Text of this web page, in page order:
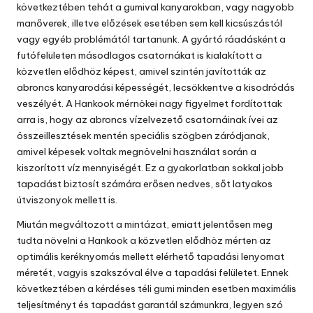
következtében tehát a gumival kanyarokban, vagy nagyobb
manőverek, illetve előzések esetében sem kell kicsúszástól
vagy egyéb problémától tartanunk. A gyártó ráadásként a
futófelületen másodlagos csatornákat is kialakított a
közvetlen elődhöz képest, amivel szintén javították az
abroncs kanyarodási képességét, lecsökkentve a kisodródás
veszélyét. A Hankook mérnökei nagy figyelmet fordítottak
arra is, hogy az abroncs vízelvezető csatornáinak ívei az
összeillesztések mentén speciális szögben záródjanak,
amivel képesek voltak megnövelni használat során a
kiszorított víz mennyiségét. Ez a gyakorlatban sokkal jobb
tapadást biztosít számára erősen nedves, sőt latyakos
útviszonyok mellett is.
Miután megváltozott a mintázat, emiatt jelentősen meg
tudta növelni a Hankook a közvetlen elődhöz mérten az
optimális keréknyomás mellett elérhető tapadási lenyomat
méretét, vagyis szakszóval élve a tapadási felületet. Ennek
következtében a kérdéses téli gumi minden esetben maximális
teljesítményt és tapadást garantál számunkra, legyen szó